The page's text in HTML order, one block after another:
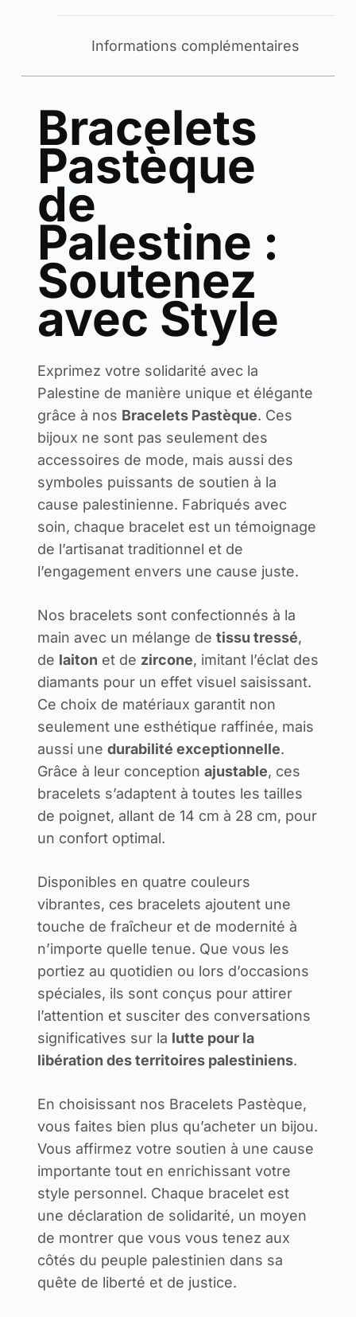
Informations complémentaires
Bracelets
Pastèque
de
Palestine :
Soutenez
avec Style
Exprimez votre solidarité avec la
Palestine de manière unique et élégante
grâce à nos Bracelets Pastèque. Ces
bijoux ne sont pas seulement des
accessoires de mode, mais aussi des
symboles puissants de soutien à la
cause palestinienne. Fabriqués avec
soin, chaque bracelet est un témoignage
de l’artisanat traditionnel et de
l’engagement envers une cause juste.
Nos bracelets sont confectionnés à la
main avec un mélange de tissu tressé,
de laiton et de zircone, imitant l’éclat des
diamants pour un effet visuel saisissant.
Ce choix de matériaux garantit non
seulement une esthétique raffinée, mais
aussi une durabilité exceptionnelle.
Grâce à leur conception ajustable, ces
bracelets s’adaptent à toutes les tailles
de poignet, allant de 14 cm à 28 cm, pour
un confort optimal.
Disponibles en quatre couleurs
vibrantes, ces bracelets ajoutent une
touche de fraîcheur et de modernité à
n’importe quelle tenue. Que vous les
portiez au quotidien ou lors d’occasions
spéciales, ils sont conçus pour attirer
l’attention et susciter des conversations
significatives sur la lutte pour la
libération des territoires palestiniens.
En choisissant nos Bracelets Pastèque,
vous faites bien plus qu’acheter un bijou.
Vous affirmez votre soutien à une cause
importante tout en enrichissant votre
style personnel. Chaque bracelet est
une déclaration de solidarité, un moyen
de montrer que vous vous tenez aux
côtés du peuple palestinien dans sa
quête de liberté et de justice.